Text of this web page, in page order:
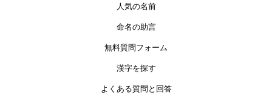
人気の名前
命名の助言
無料質問フォーム
漢字を探す
よくある質問と回答